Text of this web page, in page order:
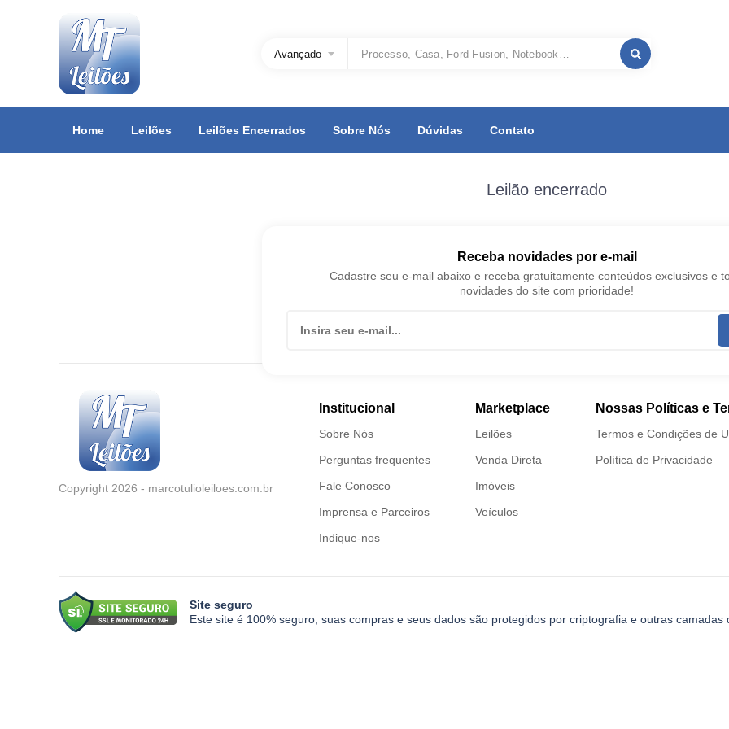
Avançado
Home Leilões Leilões Encerrados Sobre Nós Dúvidas Contato
Leilão encerrado
Receba novidades por e-mail
Cadastre seu e-mail abaixo e receba gratuitamente conteúdos exclusivos e
novidades do site com prioridade!
Copyright 2026 - marcotulioleiloes.com.br
Institucional
Sobre Nós
Perguntas frequentes
Fale Conosco
Imprensa e Parceiros
Indique-nos
Marketplace
Leilões
Venda Direta
Imóveis
Veículos
Nossas Políticas e
Termos e Condições de
Política de Privacidade
Site seguro
Este site é 100% seguro, suas compras e seus dados são protegidos por criptografia e outras camadas